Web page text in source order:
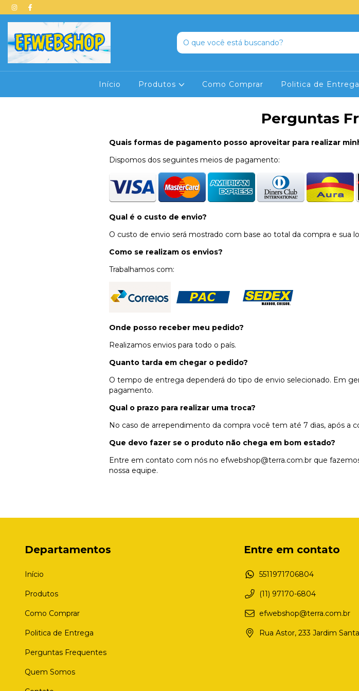
Início Produtos Como Comprar Politica de Entrega
Perguntas
Quais formas de pagamento posso aproveitar para realizar
Dispomos dos seguintes meios de pagamento:
Qual é o custo de envio?
O custo de envio será mostrado com base ao total da compra e sua
Como se realizam os envios?
Trabalhamos com:
Onde posso receber meu pedido?
Realizamos envios para todo o país.
Quanto tarda em chegar o pedido?
O tempo de entrega dependerá do tipo de envio selecionado. Em
pagamento.
Qual o prazo para realizar uma troca?
No caso de arrependimento da compra você tem até 7 dias, após a
Que devo fazer se o produto não chega em bom estado?
Entre em contato com nós no efwebshop@terra.com.br que
nossa equipe.
Departamentos
Início
Produtos
Como Comprar
Politica de Entrega
Perguntas Frequentes
Quem Somos
Entre em contato
5511971706804
(11) 97170-6804
efwebshop@terra.com.br
Rua Astor, 233 Jardim